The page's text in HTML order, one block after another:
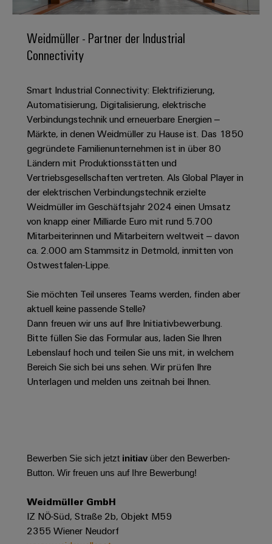
erlebbar
Datencenter
Lösungen
für
Rechenzentren
–
effizient,
zuverlässig,
skalierbar
Energiespeicher
Lösungen
und
Produkte
für
Energiespeichersysteme
(ESS)
Energieübertragung
-
verteilung
Stabilität
und
Sicherheit
für
Energienetze
spezifischen
Anforderungen
Gebäudeinfrastruktur
Gerätehersteller
Innovative
Anschlusstechnologie
DC-
Microgrids
u-
OS
Edge
Computing
Industrial
5G
Single
Pair
Ethernet
Schaltschrank-
und
Feldebene
Feldverdrahtung
Smart
Cabinet
Building
Weidmüller
Configurator
Workplace
Solutions
Leiterplattenklemmen
Gehäusesysteme
und
komponenten
Kabeleinführungssysteme
und
-
komponenten
Anschlussleitungen,
Patchkabel
und
Kabel
SPS
Systemverkabelung
Migrationslösungen
Serviceschnittstellen
Verteilerboxen
Halbleiterrelais
Trennverstärker
und
Messumformer
Stromversorgungen
Delivery
Service
Beratung
und
digitale
Planung
easyConnect
-
Ihre
Industrial
Service
Platform
Consulting
Digitales
Engineering
Weidmüller
Configurator
Akkreditiertes
Labor
Support
Vertrieb uns
Promotionfahrzeug
Distribution
Info
für
unsere
Partner
Vertrieb
Großhandelssuche
News
Newsletter
Anmeldung
Kundenservice
Unternehmen
Weidmüller
Zahlen
und
Unser
Vorstand
Nachhaltigkeit
Weidmüller
Academy
People
&
Culture
Compliance
Weidmüller
Welt
Orange
Mag
|
Kundenmagazin
und
Zertifikate
Presse
Karriere
Stellen
für
Berufserfahrene
Für
Studierende
Werkstudententätigkeiten
Praktika
Abschlussarbeiten
Neuanfang
für
Studienabbrecher
Offene
für
Studierende
Für
Schülerinnen
Duales
Studium
Schülerpraktika
Erfolgreiche
Weidmüller - Partner der Industrial
Connectivity
Smart Industrial Connectivity: Elektrifizierung,
Automatisierung, Digitalisierung, elektrische
Verbindungstechnik und erneuerbare Energien –
Märkte, in denen Weidmüller zu Hause ist. Das 1850
gegründete Familienunternehmen ist in über 80
Ländern mit Produktionsstätten und
Vertriebsgesellschaften vertreten. Als Global Player in
der elektrischen Verbindungstechnik erzielte
Weidmüller im Geschäftsjahr 2024 einen Umsatz
von knapp einer Milliarde Euro mit rund 5.700
Mitarbeiterinnen und Mitarbeitern weltweit – davon
ca. 2.000 am Stammsitz in Detmold, inmitten von
Ostwestfalen-Lippe.
Sie möchten Teil unseres Teams werden, finden aber
aktuell keine passende Stelle?
Dann freuen wir uns auf Ihre Initiativbewerbung.
Bitte füllen Sie das Formular aus, laden Sie Ihren
Lebenslauf hoch und teilen Sie uns mit, in welchem
Bereich Sie sich bei uns sehen. Wir prüfen Ihre
Unterlagen und melden uns zeitnah bei Ihnen.
Bewerben Sie sich jetzt initiav über den Bewerben-
Button. Wir freuen uns auf Ihre Bewerbung!
Weidmüller GmbH
IZ NÖ-Süd, Straße 2b, Objekt M59
2355 Wiener Neudorf